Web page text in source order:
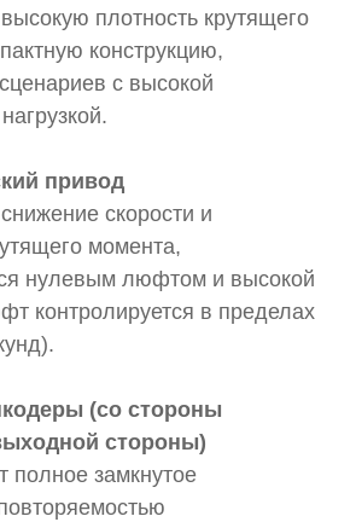
плотность крутящего
конструкцию,
с высокой
привод
скорости и
момента,
нулевым люфтом и высокой
контролируется в пределах
(со стороны
стороны)
замкнутое